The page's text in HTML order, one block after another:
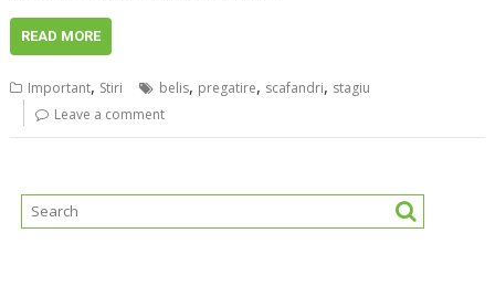
READ MORE
Important, Stiri belis, pregatire, scafandri, stagiu
Leave a comment